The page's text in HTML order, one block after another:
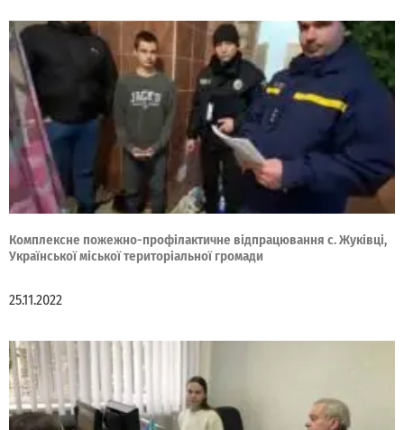
Комплексне пожежно-профілактичне відпрацювання с. Жуківці,
Української міської територіальної громади
25.11.2022